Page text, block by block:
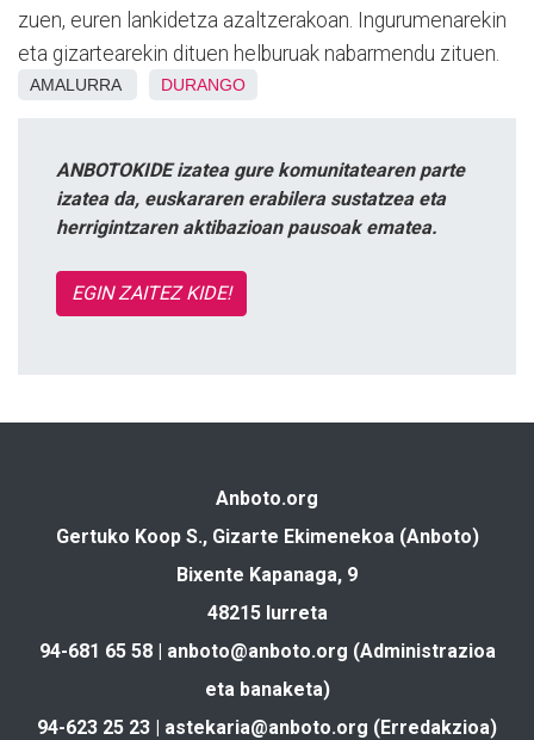
zuen, euren lankidetza azaltzerakoan. Ingurumenarekin
eta gizartearekin dituen helburuak nabarmendu zituen.
AMALURRA DURANGO
ANBOTOKIDE izatea gure komunitatearen parte
izatea da, euskararen erabilera sustatzea eta
herrigintzaren aktibazioan pausoak ematea.
EGIN ZAITEZ KIDE!
Anboto.org
Gertuko Koop S., Gizarte Ekimenekoa (Anboto)
Bixente Kapanaga, 9
48215 Iurreta
94-681 65 58 | anboto@anboto.org (Administrazioa
eta banaketa)
94-623 25 23 | astekaria@anboto.org (Erredakzioa)